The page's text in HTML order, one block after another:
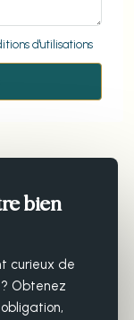
d'utilisations
bien
curieux de
Obtenez